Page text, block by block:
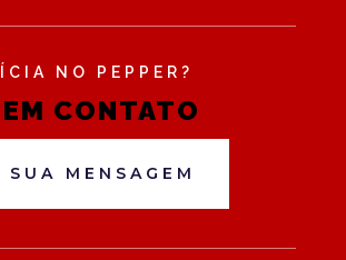
NO PEPPER?
CONTATO
SUA MENSAGEM